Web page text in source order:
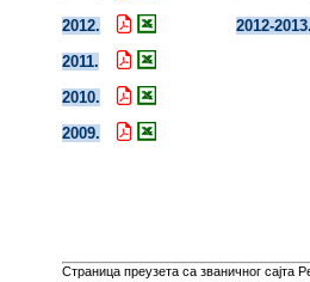
2012.
2012-2013.
2011.
2010.
2009.
Страница преузета са званичног сајта